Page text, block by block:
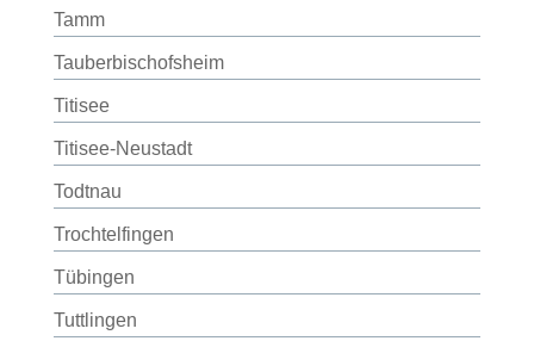
Tamm
Tauberbischofsheim
Titisee
Titisee-Neustadt
Todtnau
Trochtelfingen
Tübingen
Tuttlingen